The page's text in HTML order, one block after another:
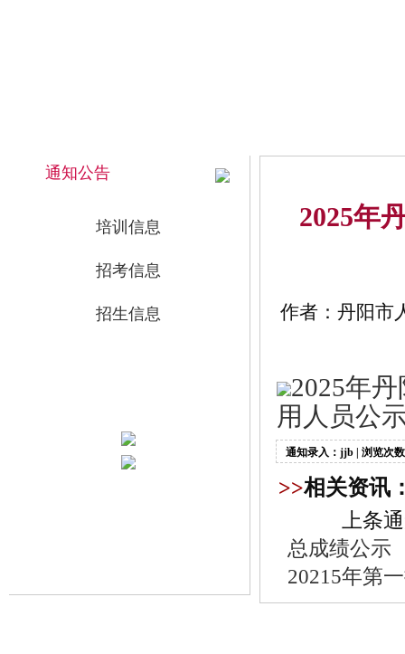
通知公告
培训信息
招考信息
招生信息
2025年
作者：丹阳市
2025年
用人员公
通知录入：jjb | 浏览次
>>相关资讯
上条
总成绩公示
20215年第